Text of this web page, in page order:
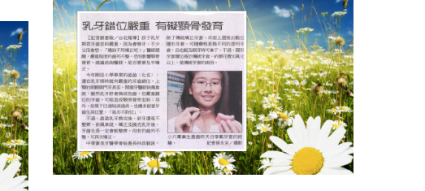
牙周病 不治療 中風機率增3倍 99.2%
成年人患病